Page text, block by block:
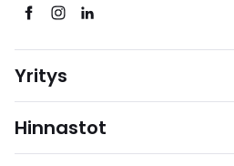
Yritys
Hinnastot